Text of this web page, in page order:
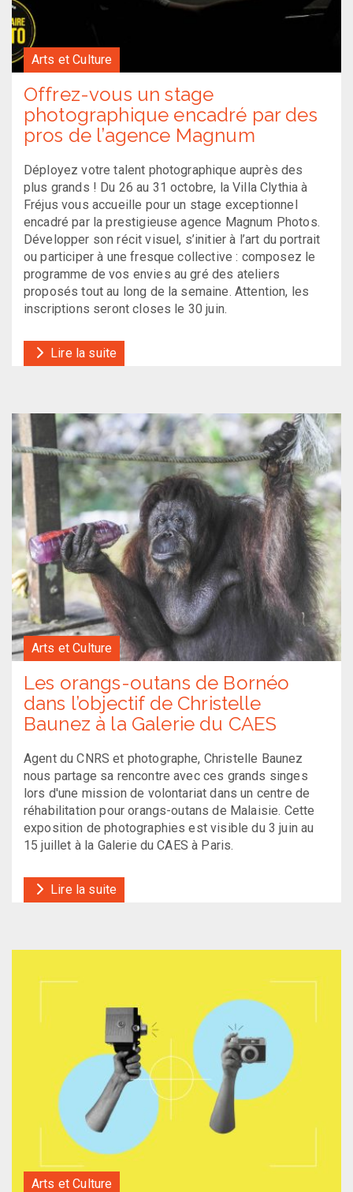
Arts et Culture
Offrez-vous un stage
photographique encadré par des
pros de l’agence Magnum
Déployez votre talent photographique auprès des
plus grands ! Du 26 au 31 octobre, la Villa Clythia à
Fréjus vous accueille pour un stage exceptionnel
encadré par la prestigieuse agence Magnum Photos.
Développer son récit visuel, s’initier à l’art du portrait
ou participer à une fresque collective : composez le
programme de vos envies au gré des ateliers
proposés tout au long de la semaine. Attention, les
inscriptions seront closes le 30 juin.
Lire la suite
Arts et Culture
Les orangs-outans de Bornéo
dans l’objectif de Christelle
Baunez à la Galerie du CAES
Agent du CNRS et photographe, Christelle Baunez
nous partage sa rencontre avec ces grands singes
lors d'une mission de volontariat dans un centre de
réhabilitation pour orangs-outans de Malaisie. Cette
exposition de photographies est visible du 3 juin au
15 juillet à la Galerie du CAES à Paris.
Lire la suite
Arts et Culture